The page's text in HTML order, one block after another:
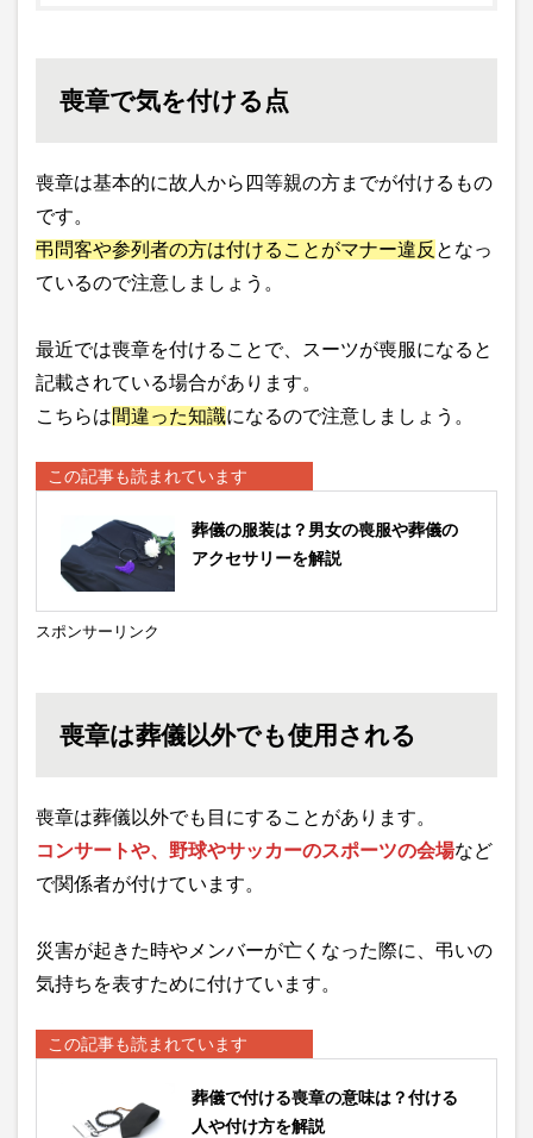
喪章で気を付ける点
喪章は基本的に故人から四等親の方までが付けるもの
です。
弔問客や参列者の方は付けることがマナー違反 となっ
ているので注意しましょう。
最近では喪章を付けることで、スーツが喪服になると
記載されている場合があります。
こちらは間違った知識になるので注意しましょう。
この記事も読まれています
葬儀の服装は？男女の喪服や葬儀の
アクセサリーを解説
スポンサーリンク
喪章は葬儀以外でも使用される
喪章は葬儀以外でも目にすることがあります。
コンサートや、野球やサッカーのスポーツの会場など
で関係者が付けています。
災害が起きた時やメンバーが亡くなった際に、弔いの
気持ちを表すために付けています。
この記事も読まれています
葬儀で付ける喪章の意味は？付ける
人や付け方を解説